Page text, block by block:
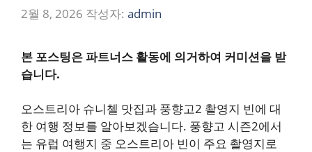
2월 8, 2026 작성자: admin
본 포스팅은 파트너스 활동에 의거하여 커미션을 받
습니다.
오스트리아 슈니첼 맛집과 풍향고2 촬영지 빈에 대
한 여행 정보를 알아보겠습니다. 풍향고 시즌2에서
는 유럽 여행지 중 오스트리아 빈이 주요 촬영지로